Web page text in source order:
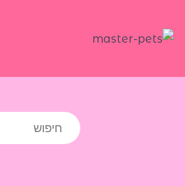
לתוכן
Products
search